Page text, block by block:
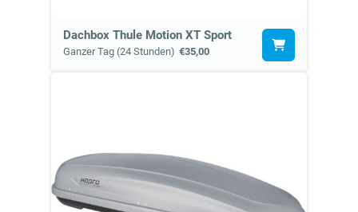
Dachbox Thule Motion XT Sport
Ganzer Tag (24 Stunden) €35,00